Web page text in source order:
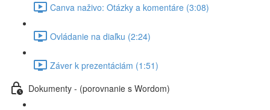
Canva naživo: Otázky a komentáre (3:08)
Ovládanie na diaľku (2:24)
Záver k prezentáciám (1:51)
Dokumenty - (porovnanie s Wordom)